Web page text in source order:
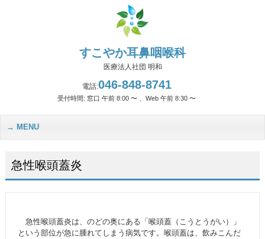
すこやか耳鼻咽喉科
医療法人社団 明和
電話:046-848-8741
受付時間: 窓口 午前 8:00 〜 、Web 午前 8:30 〜
MENU
急性喉頭蓋炎
急性喉頭蓋炎は、のどの奥にある「喉頭蓋（こうとうがい）」
という部位が急に腫れてしまう病気です。喉頭蓋は、飲みこんだ